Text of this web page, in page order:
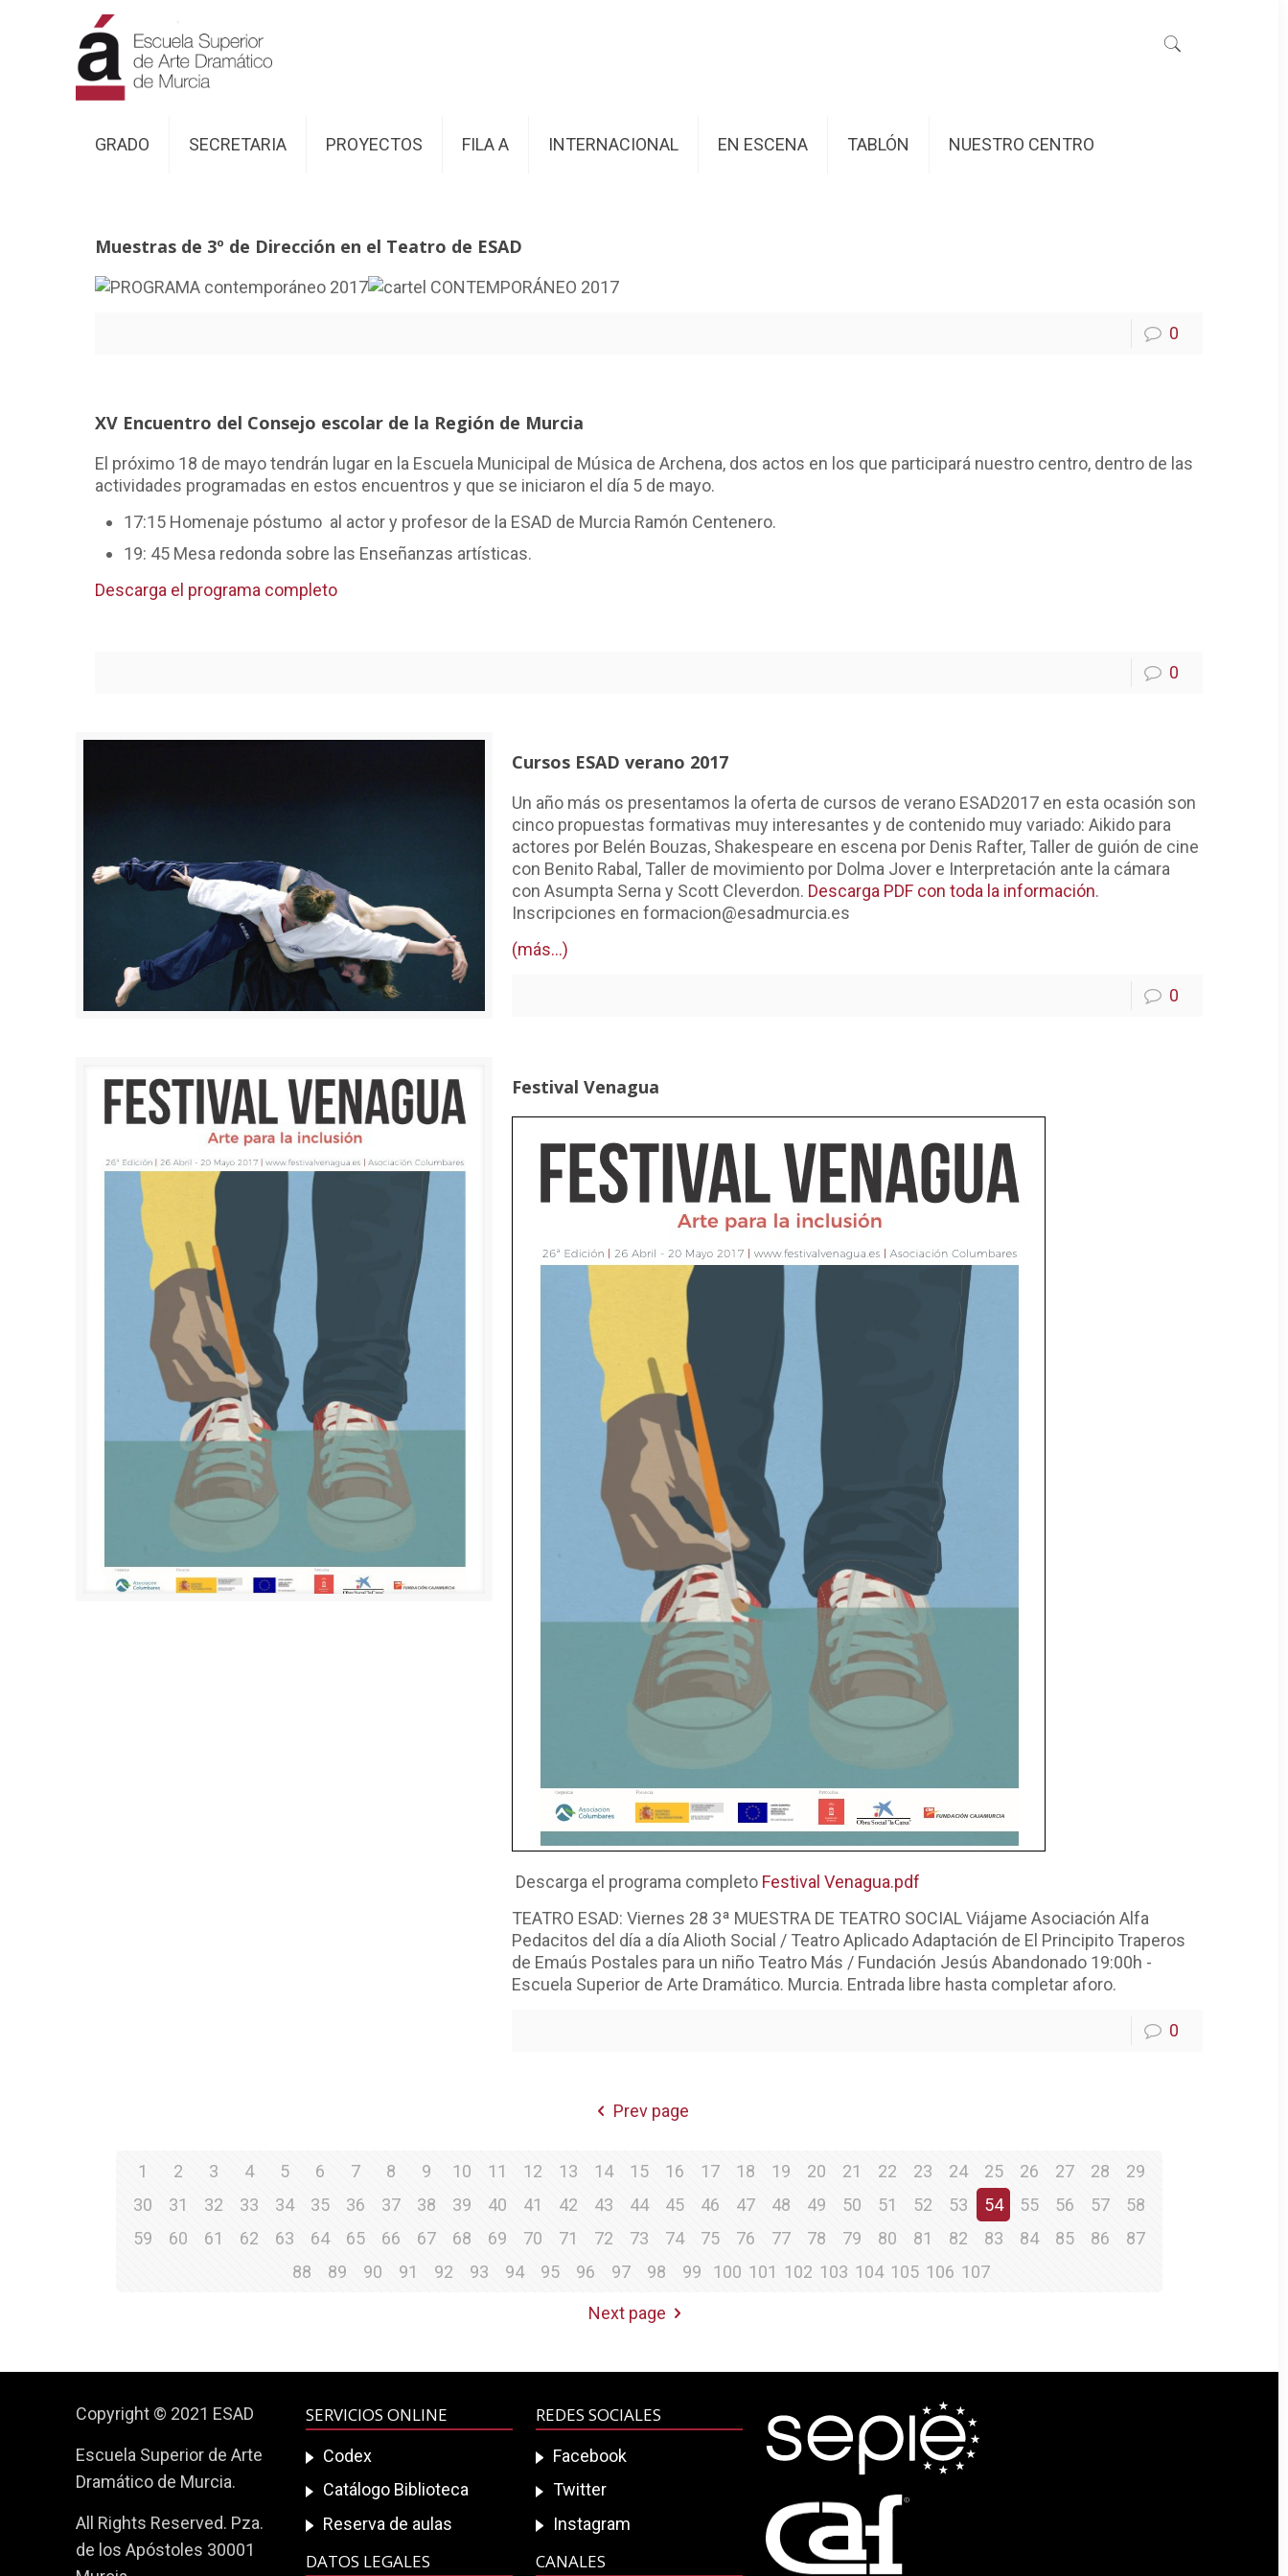
GRADO SECRETARIA PROYECTOS FILA A INTERNACIONAL EN ESCENA TABLÓN NUESTRO CENTRO
Muestras de 3º de Dirección en el Teatro de ESAD
0
XV Encuentro del Consejo escolar de la Región de Murcia
El próximo 18 de mayo tendrán lugar en la Escuela Municipal de Música de Archena, dos actos en los que participará nuestro centro, dentro de las
actividades programadas en estos encuentros y que se iniciaron el día 5 de mayo.
17:15 Homenaje póstumo al actor y profesor de la ESAD de Murcia Ramón Centenero.
19: 45 Mesa redonda sobre las Enseñanzas artísticas.
Descarga el programa completo
0
Cursos ESAD verano 2017
Un año más os presentamos la oferta de cursos de verano ESAD2017 en esta ocasión son
cinco propuestas formativas muy interesantes y de contenido muy variado: Aikido para
actores por Belén Bouzas, Shakespeare en escena por Denis Rafter, Taller de guión de cine
con Benito Rabal, Taller de movimiento por Dolma Jover e Interpretación ante la cámara
con Asumpta Serna y Scott Cleverdon. Descarga PDF con toda la información.
Inscripciones en formacion@esadmurcia.es
(más…)
0
Festival Venagua
Descarga el programa completo Festival Venagua.pdf
TEATRO ESAD: Viernes 28 3ª MUESTRA DE TEATRO SOCIAL Viájame Asociación Alfa
Pedacitos del día a día Alioth Social / Teatro Aplicado Adaptación de El Principito Traperos
de Emaús Postales para un niño Teatro Más / Fundación Jesús Abandonado 19:00h -
Escuela Superior de Arte Dramático. Murcia. Entrada libre hasta completar aforo.
0
Prev page
1 2 3 4 5 6 7 8 9 10 11 12 13 14 15 16 17 18 19 20 21 22 23 24 25 26 27 28
29
30
31 32 33 34 35 36 37 38 39 40 41 42 43 44 45 46 47 48 49 50 51 52 53 54 55 56 57
58
59
60 61 62 63 64 65 66 67 68 69 70 71 72 73 74 75 76 77 78 79 80 81 82 83 84 85 86
87
88
89 90 91 92 93 94 95 96 97 98 99 100 101 102 103 104 105 106 107
Next page
Copyright © 2021 ESAD
Escuela Superior de Arte
Dramático de Murcia.
All Rights Reserved. Pza.
de los Apóstoles 30001
SERVICIOS ONLINE
Codex
Catálogo Biblioteca
Reserva de aulas
DATOS LEGALES
REDES SOCIALES
Facebook
Twitter
Instagram
CANALES